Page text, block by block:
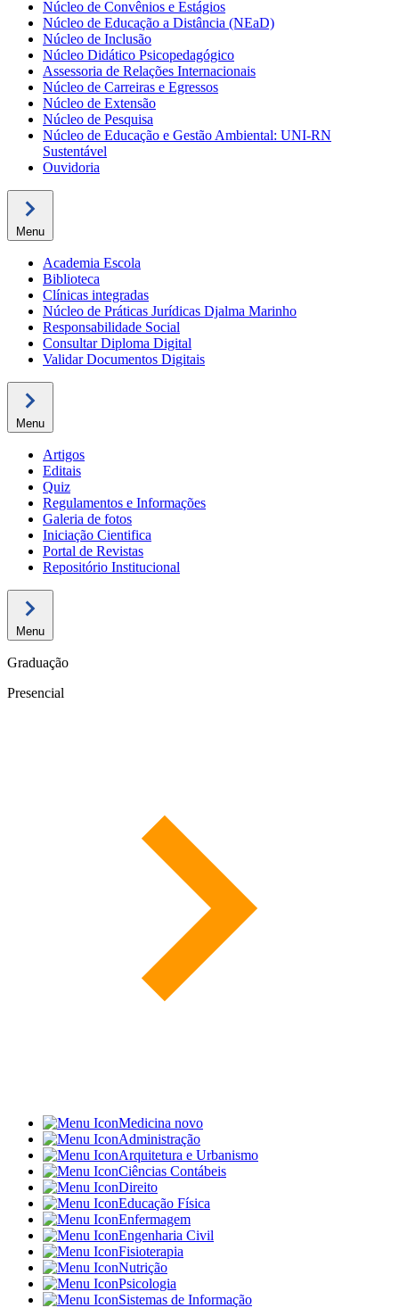
Núcleo de Convênios e Estágios
Núcleo de Educação a Distância (NEaD)
Núcleo de Inclusão
Núcleo Didático Psicopedagógico
Assessoria de Relações Internacionais
Núcleo de Carreiras e Egressos
Núcleo de Extensão
Núcleo de Pesquisa
Núcleo de Educação e Gestão Ambiental: UNI-RN
Sustentável
Ouvidoria
Menu
Academia Escola
Biblioteca
Clínicas integradas
Núcleo de Práticas Jurídicas Djalma Marinho
Responsabilidade Social
Consultar Diploma Digital
Validar Documentos Digitais
Menu
Artigos
Editais
Quiz
Regulamentos e Informações
Galeria de fotos
Iniciação Cientifica
Portal de Revistas
Repositório Institucional
Menu
Graduação
Presencial
Medicina novo
Administração
Arquitetura e Urbanismo
Ciências Contábeis
Direito
Educação Física
Enfermagem
Engenharia Civil
Fisioterapia
Nutrição
Psicologia
Sistemas de Informação